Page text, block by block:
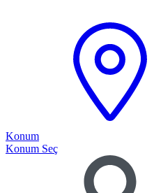
Konum
Konum Seç